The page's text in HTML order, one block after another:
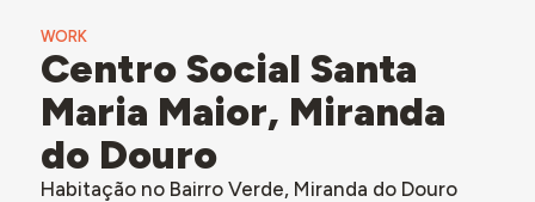
WORK
Centro Social Santa
Maria Maior, Miranda
do Douro
Habitação no Bairro Verde, Miranda do Douro